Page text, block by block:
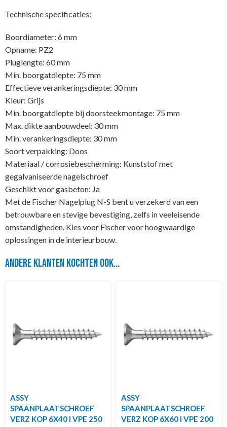
Technische specificaties:
Boordiameter: 6 mm
Opname: PZ2
Pluglengte: 60 mm
Min. boorgatdiepte: 75 mm
Effectieve verankeringsdiepte: 30 mm
Kleur: Grijs
Min. boorgatdiepte bij doorsteekmontage: 75 mm
Max. dikte aanbouwdeel: 30 mm
Min. verankeringsdiepte: 30 mm
Soort verpakking: Doos
Materiaal / corrosiebescherming: Kunststof met
gegalvaniseerde nagelschroef
Geschikt voor gasbeton: Ja
Met de Fischer Nagelplug N-S bent u verzekerd van een
betrouwbare en stevige bevestiging, zelfs in veeleisende
omstandigheden. Kies voor Fischer voor hoogwaardige
oplossingen in de interieurbouw.
Andere klanten kochten ook...
ASSY
SPAANPLAATSCHROEF
VERZ KOP 6X40 I VPE 250
ASSY
SPAANPLAATSCHROEF
VERZ KOP 6X60 I VPE 200